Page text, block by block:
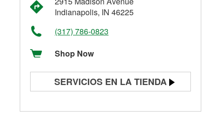
Indianapolis, IN 46225
(317) 786-0823
Shop Now
SERVICIOS EN LA TIENDA